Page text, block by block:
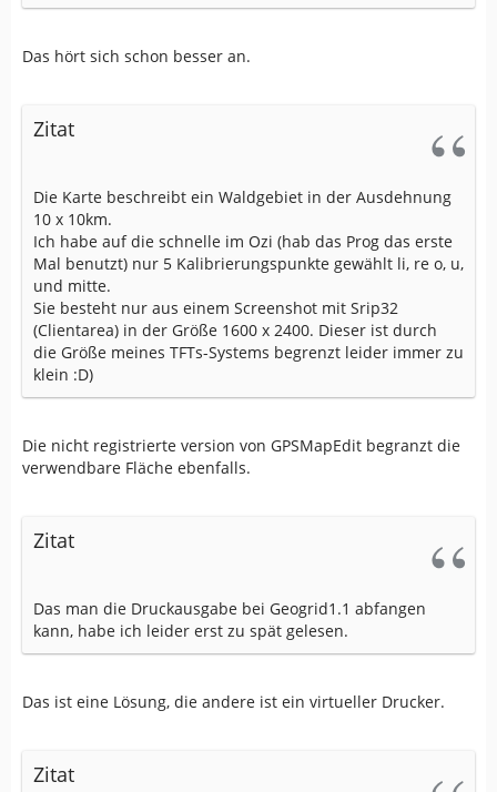
Das hört sich schon besser an.
Zitat
Die Karte beschreibt ein Waldgebiet in der Ausdehnung
10 x 10km.
Ich habe auf die schnelle im Ozi (hab das Prog das erste
Mal benutzt) nur 5 Kalibrierungspunkte gewählt li, re o, u,
und mitte.
Sie besteht nur aus einem Screenshot mit Srip32
(Clientarea) in der Größe 1600 x 2400. Dieser ist durch
die Größe meines TFTs-Systems begrenzt leider immer zu
klein :D)
Die nicht registrierte version von GPSMapEdit begranzt die
verwendbare Fläche ebenfalls.
Zitat
Das man die Druckausgabe bei Geogrid1.1 abfangen
kann, habe ich leider erst zu spät gelesen.
Das ist eine Lösung, die andere ist ein virtueller Drucker.
Zitat